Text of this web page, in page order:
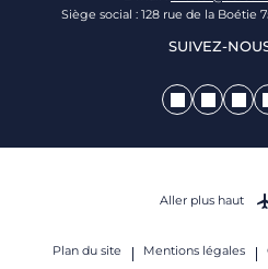
Siège social : 128 rue de la Boétie
SUIVEZ-
Plan du site Mentions légales
Aller plus haut